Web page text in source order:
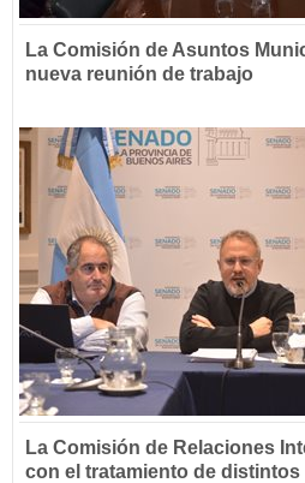
La Comisión de Asuntos
nueva reunión de trabajo
La Comisión de Relaciones
con el tratamiento de